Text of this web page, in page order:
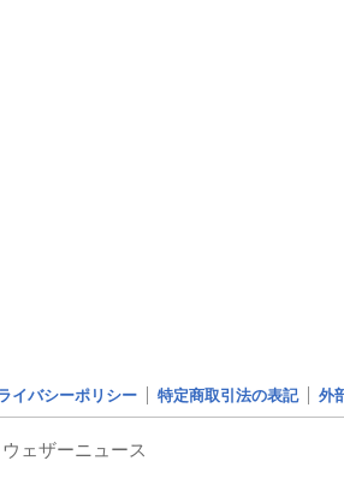
イバシーポリシー 特定商取引法の表記 外
ウェザーニュース